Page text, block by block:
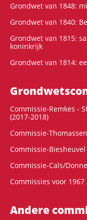
Grondwet van 1848:
Grondwet van 1840:
Grondwet van 1815:
koninkrijk
Grondwet van 1814:
Commissie-Remkes -
(2017-2018)
Commissie-
Commissie-Biesheuvel
Commissie-Cals/
Commissies voor 1967
Andere